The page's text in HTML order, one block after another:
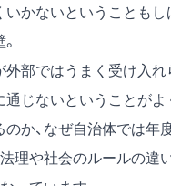
かないということもし
部ではうまく受け入
じないということがよ
か、なぜ自治体では年
理や社会のルールの違